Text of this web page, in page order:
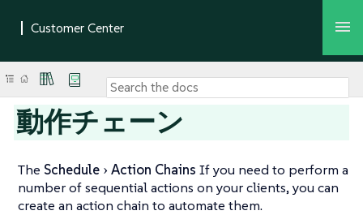
動作チェーン
The Schedule Action Chains If you need to perform a
number of sequential actions on your clients, you can
create an action chain to automate them.